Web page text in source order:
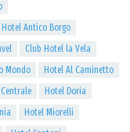
Hotel Antico Borgo
Club Hotel la Vela
Mondo
Hotel Al Caminetto
Hotel Doria
Hotel Miorelli